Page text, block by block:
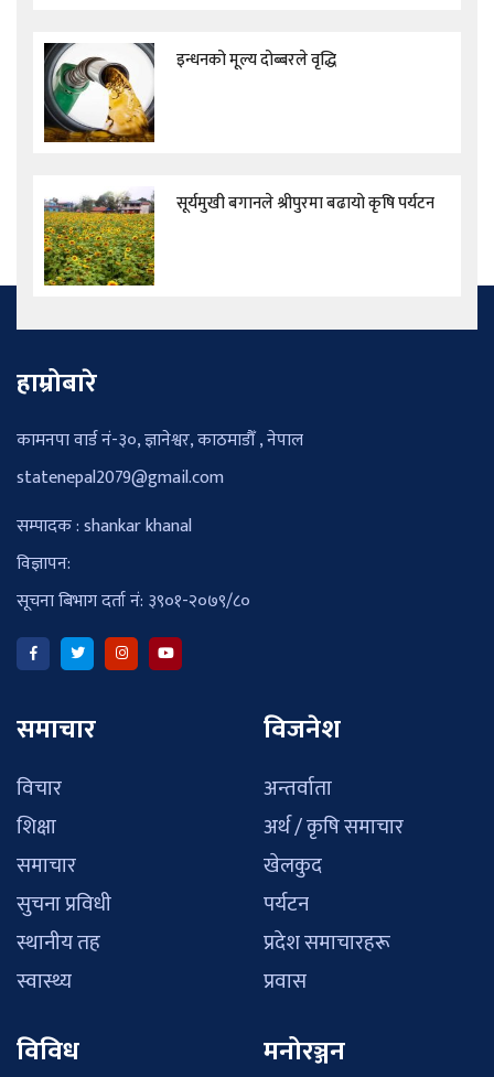
इन्धनको मूल्य दोब्बरले वृद्धि
सूर्यमुखी बगानले श्रीपुरमा बढायो कृषि पर्यटन
हाम्रोबारे
कामनपा वार्ड नं-३०, ज्ञानेश्वर, काठमाडौँ , नेपाल
statenepal2079@gmail.com
सम्पादक : shankar khanal
विज्ञापन:
सूचना बिभाग दर्ता नं: ३९०१-२०७९/८०
समाचार
विचार
शिक्षा
समाचार
सुचना प्रविधी
स्थानीय तह
स्वास्थ्य
विजनेश
अन्तर्वाता
अर्थ / कृषि समाचार
खेलकुद
पर्यटन
प्रदेश समाचारहरू
प्रवास
विविध मनोरञ्जन